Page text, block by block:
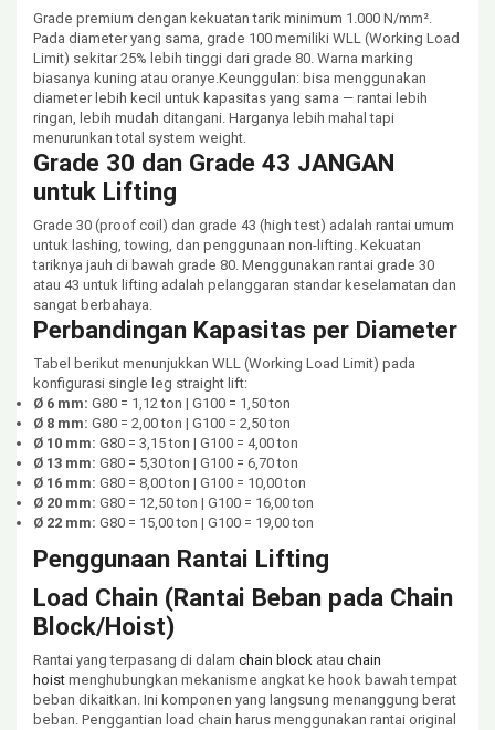
Grade premium dengan kekuatan tarik minimum 1.000 N/mm².
Pada diameter yang sama, grade 100 memiliki WLL (Working Load
Limit) sekitar 25% lebih tinggi dari grade 80. Warna marking
biasanya kuning atau oranye.Keunggulan: bisa menggunakan
diameter lebih kecil untuk kapasitas yang sama — rantai lebih
ringan, lebih mudah ditangani. Harganya lebih mahal tapi
menurunkan total system weight.
Grade 30 dan Grade 43 JANGAN
untuk Lifting
Grade 30 (proof coil) dan grade 43 (high test) adalah rantai umum
untuk lashing, towing, dan penggunaan non-lifting. Kekuatan
tariknya jauh di bawah grade 80. Menggunakan rantai grade 30
atau 43 untuk lifting adalah pelanggaran standar keselamatan dan
sangat berbahaya.
Perbandingan Kapasitas per Diameter
Tabel berikut menunjukkan WLL (Working Load Limit) pada
konfigurasi single leg straight lift:
Ø 6 mm: G80 = 1,12 ton | G100 = 1,50 ton
Ø 8 mm: G80 = 2,00 ton | G100 = 2,50 ton
Ø 10 mm: G80 = 3,15 ton | G100 = 4,00 ton
Ø 13 mm: G80 = 5,30 ton | G100 = 6,70 ton
Ø 16 mm: G80 = 8,00 ton | G100 = 10,00 ton
Ø 20 mm: G80 = 12,50 ton | G100 = 16,00 ton
Ø 22 mm: G80 = 15,00 ton | G100 = 19,00 ton
Penggunaan Rantai Lifting
Load Chain (Rantai Beban pada Chain
Block/Hoist)
Rantai yang terpasang di dalam chain block atau chain
hoist menghubungkan mekanisme angkat ke hook bawah tempat
beban dikaitkan. Ini komponen yang langsung menanggung berat
beban. Penggantian load chain harus menggunakan rantai original